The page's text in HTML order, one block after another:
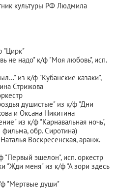
культуры РФ Людмила
"Цирк"
не надо" к/ф "Моя любовь", исп.
из к/ф "Кубанские казаки",
Стрижова
душистые" из к/ф "Дни
и Оксана Никитина
из к/ф "Карнавальная ночь",
обр. Сиротина)
Воскресенская, аранж.
"Первый эшелон", исп. оркестр
"Жди меня" из к/ф "А зори здесь
ф "Мертвые души"